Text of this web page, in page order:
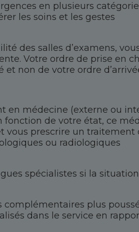
en plusieurs
les soins et les gestes
des salles d’examens,
Votre ordre de prise en
non de votre ordre
en médecine (externe ou
fonction de votre état, ce
vous prescrire un traitement
ou radiologiques
spécialistes si la situation
complémentaires plus
dans le service en